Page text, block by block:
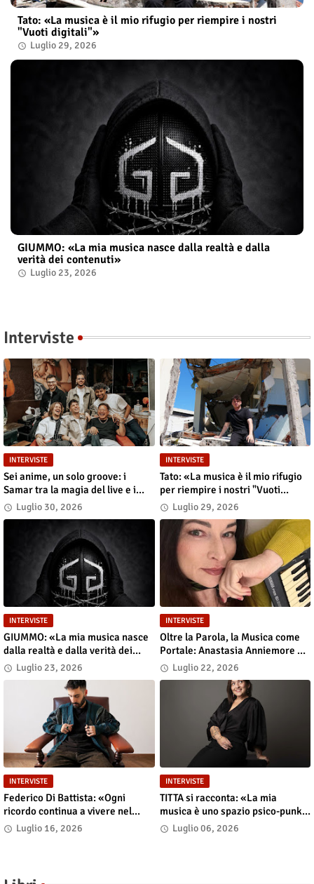
Tato: «La musica è il mio rifugio per riempire i nostri
"Vuoti digitali"»
Luglio 29, 2026
GIUMMO: «La mia musica nasce dalla realtà e dalla
verità dei contenuti»
Luglio 23, 2026
Interviste
INTERVISTE
Sei anime, un solo groove: i
Samar tra la magia del live e i
grandi sogni
Luglio 30, 2026
INTERVISTE
Tato: «La musica è il mio rifugio
per riempire i nostri "Vuoti
digitali"»
Luglio 29, 2026
INTERVISTE
GIUMMO: «La mia musica nasce
dalla realtà e dalla verità dei
contenuti»
Luglio 23, 2026
INTERVISTE
Oltre la Parola, la Musica come
Portale: Anastasia Anniemore 24
si Racconta tra Poesia,
Produzione e Nuove Visioni
Luglio 22, 2026
INTERVISTE
Federico Di Battista: «Ogni
ricordo continua a vivere nel
presente»
Luglio 16, 2026
INTERVISTE
TITTA si racconta: «La mia
musica è uno spazio psico-punk
in cui il corpo incarna le storie»
Luglio 06, 2026